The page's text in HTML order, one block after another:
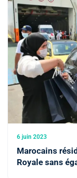
6 juin 2023
Marocains
Royale sans